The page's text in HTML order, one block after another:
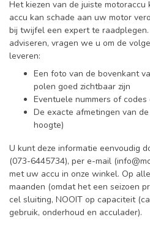
Het kiezen van de juiste motoraccu
accu kan schade aan uw motor
bij twijfel een expert te
adviseren, vragen we u om de
leveren:
Een foto van de bovenkant
polen goed zichtbaar zijn
Eventuele nummers of codes
De exacte afmetingen van
hoogte)
U kunt deze informatie eenvoudig
(073-6445734), per e-mail (
met uw accu in onze winkel. Op
maanden (omdat het een seizoen
cel sluiting, NOOIT op capaciteit
gebruik, onderhoud en acculader).